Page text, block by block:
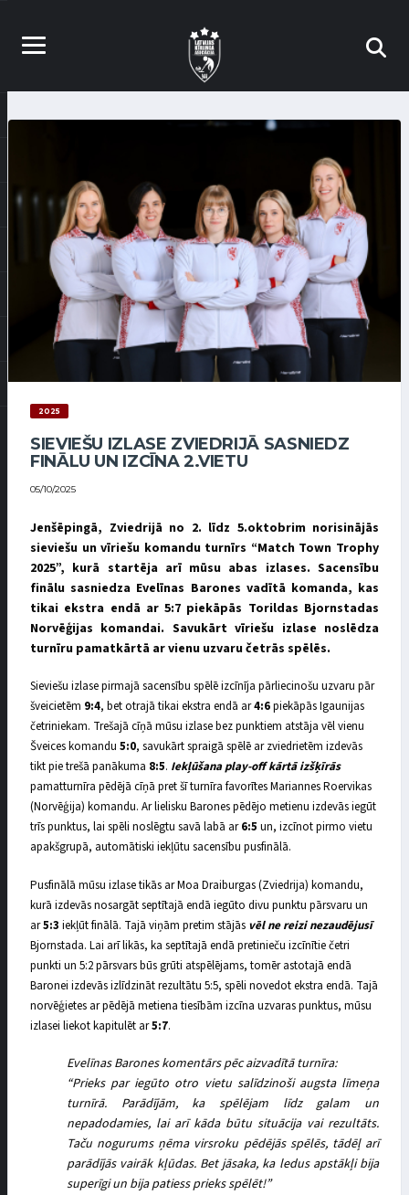
2025
SIEVIEŠU IZLASE ZVIEDRIJĀ SASNIEDZ
FINĀLU UN IZCĪNA 2.VIETU
05/10/2025
Jenšēpingā, Zviedrijā no 2. līdz 5.oktobrim norisinājās
sieviešu un vīriešu komandu turnīrs “Match Town Trophy
2025”, kurā startēja arī mūsu abas izlases. Sacensību
finālu sasniedza Evelīnas Barones vadītā komanda, kas
tikai ekstra endā ar 5:7 piekāpās Torildas Bjornstadas
Norvēģijas komandai. Savukārt vīriešu izlase noslēdza
turnīru pamatkārtā ar vienu uzvaru četrās spēlēs.
Sieviešu izlase pirmajā sacensību spēlē izcīnīja pārliecinošu uzvaru pār
šveicietēm 9:4, bet otrajā tikai ekstra endā ar4:6piekāpās Igaunijas
četriniekam. Trešajā cīņā mūsu izlase bez punktiem atstāja vēl vienu
Šveices komandu 5:0, savukārt spraigā spēlē ar zviedrietēm izdevās
tikt pie trešā panākuma 8:5. Iekļūšana play-off kārtā izšķīrās
pamatturnīra pēdējā cīņā pret šī turnīra favorītes Mariannes Roervikas
(Norvēģija) komandu. Ar lielisku Barones pēdējo metienu izdevās iegūt
trīs punktus, lai spēli noslēgtu savā labā ar6:5 un, izcīnot pirmo vietu
apakšgrupā, automātiski iekļūtu sacensību pusfinālā.
Pusfinālā mūsu izlase tikās ar Moa Draiburgas (Zviedrija) komandu,
kurā izdevās nosargāt septītajā endā iegūto divu punktu pārsvaru un
ar5:3 iekļūt finālā. Tajā viņām pretim stājās vēl ne reizi nezaudējusī
Bjornstada. Lai arī likās, ka septītajā endā pretinieču izcīnītie četri
punkti un 5:2 pārsvars būs grūti atspēlējams, tomēr astotajā endā
Baronei izdevās izlīdzināt rezultātu 5:5, spēli novedot ekstra endā. Tajā
norvēģietes ar pēdējā metiena tiesībām izcīna uzvaras punktus, mūsu
izlasei liekot kapitulēt ar5:7.
Evelīnas Barones komentārs pēc aizvadītā turnīra:
“Prieks par iegūto otro vietu salīdzinoši augsta līmeņa
turnīrā. Parādījām, ka spēlējam līdz galam un
nepadodamies, lai arī kāda būtu situācija vai rezultāts.
Taču nogurums ņēma virsroku pēdējās spēlēs, tādēļ arī
parādījās vairāk kļūdas. Bet jāsaka, ka ledus apstākļi bija
superīgi un bija patiess prieks spēlēt!”